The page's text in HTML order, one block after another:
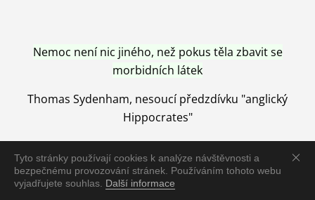
Tyto stránky používají cookies k analýze návštěvnosti a
bezpečnému provozování stránek. Používáním tohoto webu
vyjadřujete souhlas. Další informace
Nemoc není nic jiného, než pokus těla zbavit se
morbidních látek
Thomas Sydenham, nesoucí předzdívku "anglický
Hippocrates"
Nemoc je vyléčena jen pomocí Přírody, neutralizací a